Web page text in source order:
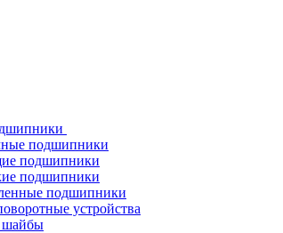
подшипники
подшипники
подшипники
подшипники
устройства
шайбы